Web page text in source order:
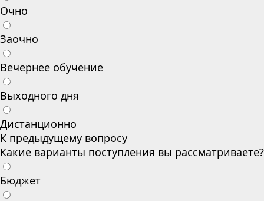
Очно
Заочно
Вечернее обучение
Выходного дня
Дистанционно
К предыдущему вопросу
Какие варианты поступления вы рассматриваете?
Бюджет